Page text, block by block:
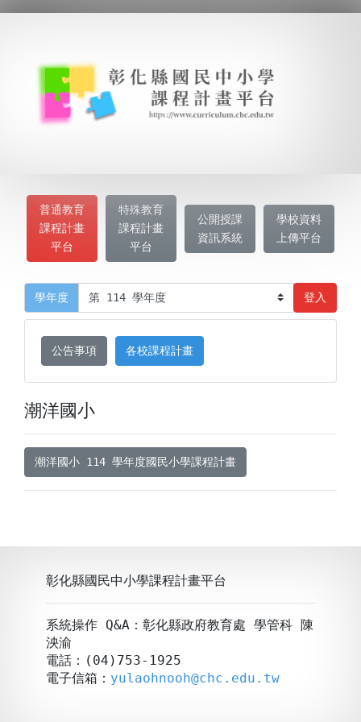
普通教育
課程計畫
平台
特殊教育
課程計畫
平台
公開授課
資訊系統
學校資料
上傳平台
學年度 登入
公告事項 各校課程計畫
潮洋國小
潮洋國小 114 學年度國民小學課程計畫
彰化縣國民中小學課程計畫平台
系統操作 Q&A：彰化縣政府教育處 學管科 陳
泱渝
電話：(04)753-1925
電子信箱： yulaohnooh@chc.edu.tw